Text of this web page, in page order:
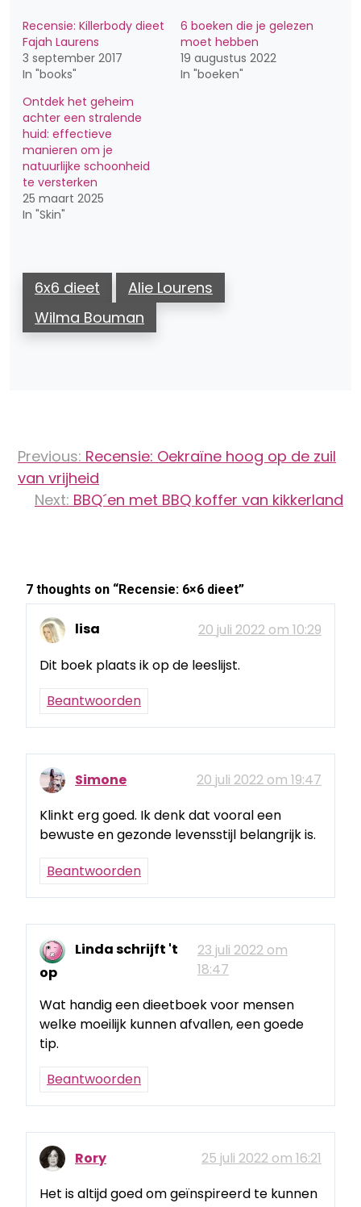
Recensie: Killerbody dieet
Fajah Laurens
3 september 2017
In "books"
6 boeken die je gelezen
moet hebben
19 augustus 2022
In "boeken"
Ontdek het geheim
achter een stralende
huid: effectieve
manieren om je
natuurlijke schoonheid
te versterken
25 maart 2025
In "Skin"
6x6 dieet
Alie Lourens
Wilma Bouman
navigatie
Previous: Recensie: Oekraïne hoog op de zuil
van vrijheid
Next: BBQ´en met BBQ koffer van kikkerland
7 thoughts on “Recensie: 6×6 dieet”
lisa
20 juli 2022 om 10:29
Dit boek plaats ik op de leeslijst.
Beantwoorden
Simone
20 juli 2022 om 19:47
Klinkt erg goed. Ik denk dat vooral een
bewuste en gezonde levensstijl belangrijk is.
Beantwoorden
Linda schrijft 't
op
23 juli 2022 om
18:47
Wat handig een dieetboek voor mensen
welke moeilijk kunnen afvallen, een goede
tip.
Beantwoorden
Rory
25 juli 2022 om 16:21
Het is altijd goed om geïnspireerd te kunnen